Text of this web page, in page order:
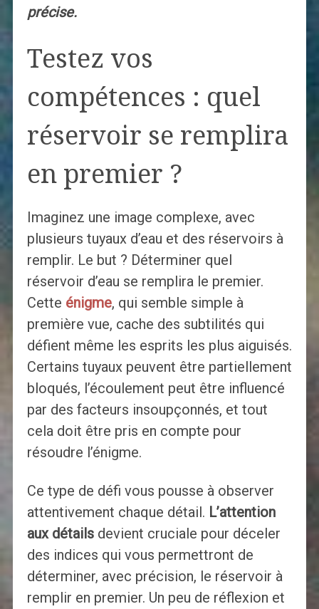
précise.
Testez vos
compétences : quel
réservoir se remplira
en premier ?
Imaginez une image complexe, avec
plusieurs tuyaux d’eau et des réservoirs à
remplir. Le but ? Déterminer quel
réservoir d’eau se remplira le premier.
Cette énigme, qui semble simple à
première vue, cache des subtilités qui
défient même les esprits les plus aiguisés.
Certains tuyaux peuvent être partiellement
bloqués, l’écoulement peut être influencé
par des facteurs insoupçonnés, et tout
cela doit être pris en compte pour
résoudre l’énigme.
Ce type de défi vous pousse à observer
attentivement chaque détail. L’attention
aux détailsdevient cruciale pour déceler
des indices qui vous permettront de
déterminer, avec précision, le réservoir à
remplir en premier. Un peu de réflexion et